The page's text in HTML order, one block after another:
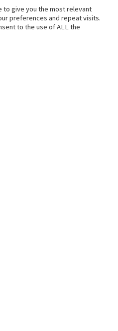
to give you the most relevant
preferences and repeat visits.
to the use of ALL the